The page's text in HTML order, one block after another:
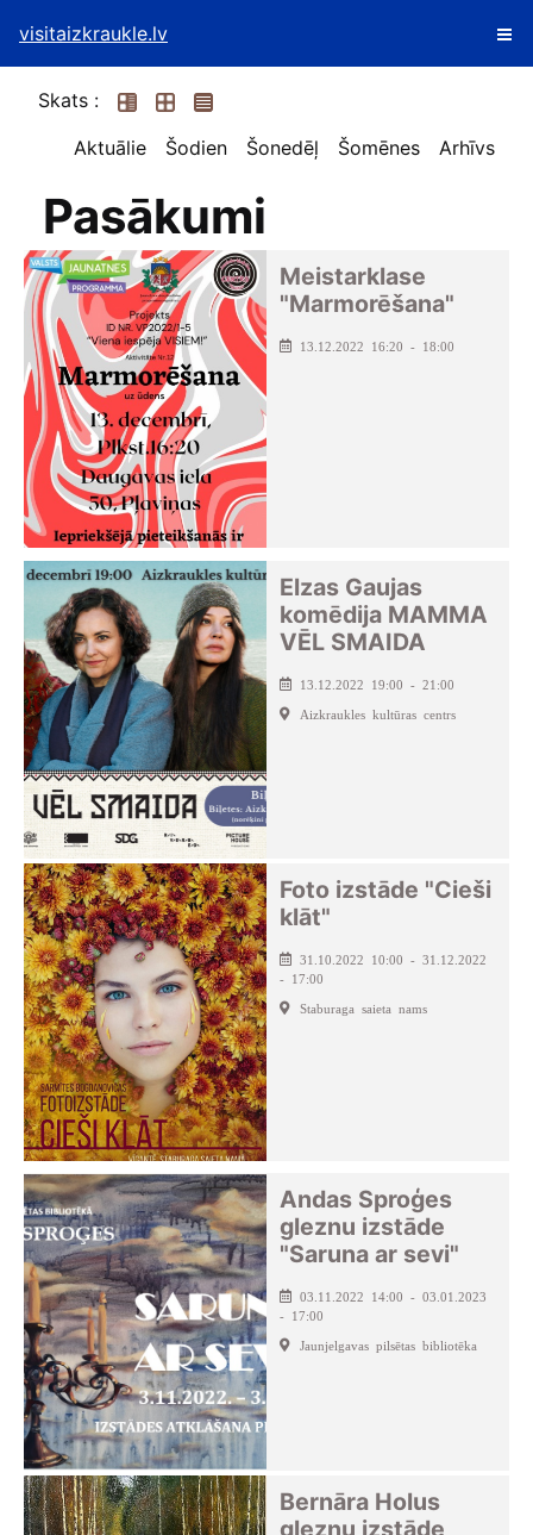
visitaizkraukle.lv
Skats :
Aktuālie
Šodien Šonedēļ Šomēnes Arhīvs
Pasākumi
Meistarklase
"Marmorēšana"
13.12.2022 16:20 - 18:00
Elzas Gaujas
komēdija MAMMA
VĒL SMAIDA
13.12.2022 19:00 - 21:00
Aizkraukles kultūras centrs
Foto izstāde "Cieši
klāt"
31.10.2022 10:00 - 31.12.2022
- 17:00
Staburaga saieta nams
Andas Sproģes
gleznu izstāde
"Saruna ar sevi"
03.11.2022 14:00 - 03.01.2023
- 17:00
Jaunjelgavas pilsētas bibliotēka
Bernāra Holus